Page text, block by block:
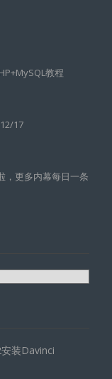
教程
17
，更多内幕每日一条
装Davinci